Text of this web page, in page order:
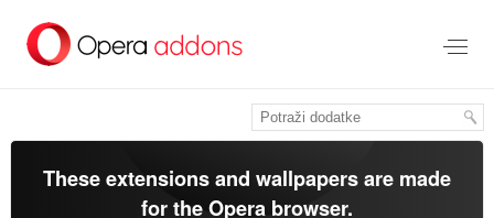
glavni
These extensions and wallpapers are made
for theOpera browser.